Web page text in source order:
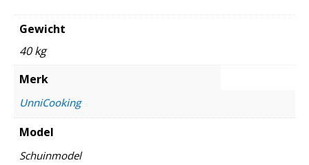
Gewicht
40 kg
Merk
UnniCooking
Model
Schuinmodel